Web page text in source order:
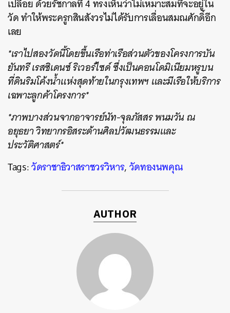
เปลือยด้วยรัชกาลที่ 4 ทรงเห็นว่าไม่เหมาะสมที่จะอยู่ใน
วัด ทำให้พระครูกสินสังวรไม่ได้รับการเลื่อนสมณศักดิ์อีก
เลย
*เราไปสองวัดนี้โดยขึ้นเรือท่าเรือส่วนตัวของโครงการบัน
ยันทรี เรสซิเดนซ์ ริเวอร์ไซด์ ซึ่งเป็นคอนโดมิเนียมหรูบน
ที่ดินริมโค้งน้ำแห่งสุดท้ายในกรุงเทพฯ และมีเรือให้บริการ
เฉพาะลูกค้าโครงการ*
*ภาพบางส่วนจากอาจารย์นัท-จุลภัสสร พนมวัน ณ
อยุธยา วิทยากรอิสระด้านศิลปวัฒนธรรมและ
ประวัติศาสตร์*
Tags:วัดราชาธิวาสราชวรวิหาร,วัดทองนพคุณ
AUTHOR